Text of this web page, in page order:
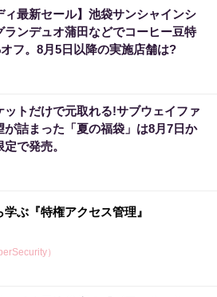
ィ最新セール】池袋サンシャインシ
ランデュオ蒲田などでコーヒー豆特
フ。8月5日以降の実施店舗は?
ットだけで元取れる!サブウェイファ
が詰まった「夏の福袋」は8月7日か
で発売。
学ぶ『特権アクセス管理』
）